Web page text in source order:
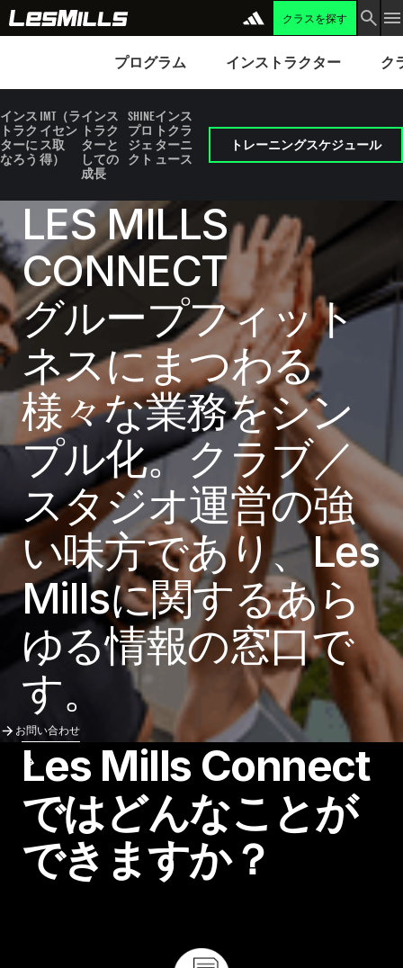
クラスを探す
プログラム インストラクター ク
インス
トラク
ターに
なろう
IMT（ラ
イセン
ス取
得）
インス
トラク
ターと
しての
成長
SHINE
プロ
ジェ
クト
インス
トクラ
ターニ
ュース
トレーニングスケジュール
LES MILLS
CONNECT
グループフィット
ネスにまつわる
様々な業務をシン
プル化。クラブ／
スタジオ運営の強
い味方であり、Les
Millsに関するあら
ゆる情報の窓口で
す。
お問い合わせ
お問い合わせ
Les Mills Connect
ではどんなことが
できますか？